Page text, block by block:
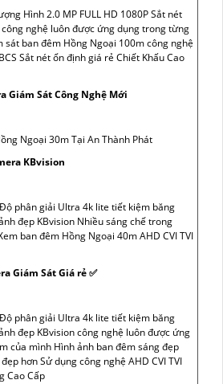
Hình 2.0 MP FULL HD 1080P Sắt nét
nghệ luôn được ứng dụng trong từng
sát ban đêm Hồng Ngoại 100m công nghệ
Sắt nét ổn định giá rẻ Chiết Khấu Cao
Giám Sát Công Nghệ Mới
Ngoại 30m Tại An Thành Phát
KBvision
phân giải Ultra 4k lite tiết kiệm băng
đẹp KBvision Nhiều sáng chế trong
ban đêm Hồng Ngoại 40m AHD CVI TVI
Giám Sát Giá rẻ ✅
phân giải Ultra 4k lite tiết kiệm băng
đẹp KBvision công nghệ luôn được ứng
của mình Hình ảnh ban đêm sáng đẹp
hơn Sử dụng công nghệ AHD CVI TVI
Cao Cấp